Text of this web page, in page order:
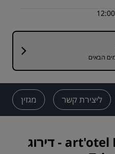
ליצירת קשר מגזין
art'otel
-דירוג